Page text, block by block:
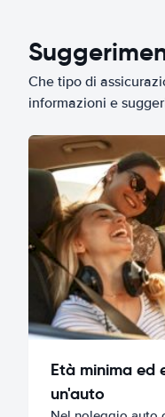
Che tipo di
informazioni e
Età minima ed
un'auto